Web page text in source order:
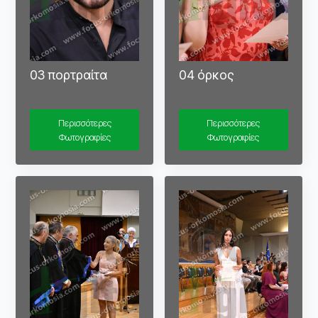
03 πορτραίτα
Περισσότερες
Φωτογραφίες
04 όρκος
Περισσότερες
Φωτογραφίες